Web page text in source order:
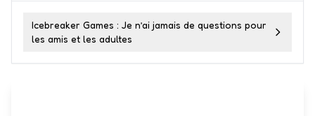
Icebreaker Games : Je n’ai jamais de questions pour
les amis et les adultes